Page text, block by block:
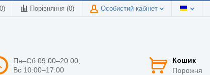
Порівняння (0) Особистий кабінет
Пн–Сб 09:00–20:00,
Вс 10:00–17:00
Кошик
Порожня